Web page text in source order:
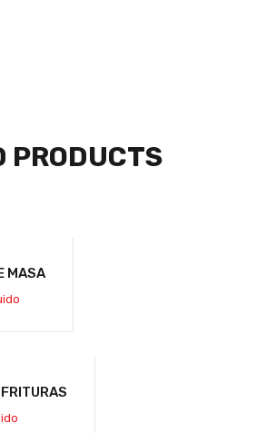
PRODUCTS
MASA